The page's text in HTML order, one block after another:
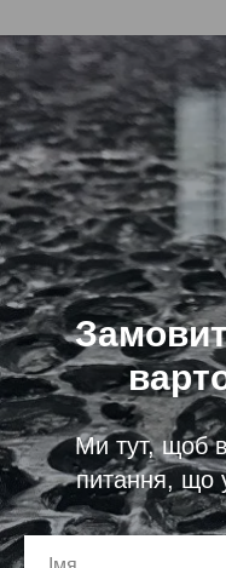
Ми тут, щоб
питання, що